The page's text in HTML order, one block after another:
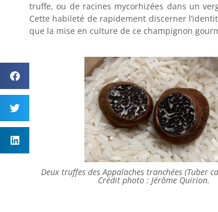
truffe, ou de racines mycorhizées dans un
Cette habileté de rapidement discerner
que la mise en culture de ce champignon
Deux truffes des Appalaches tranchées (Tuber
Crédit photo : Jérôme Quirion.